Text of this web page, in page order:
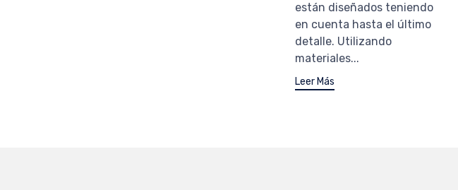
están diseñados teniendo
en cuenta hasta el último
detalle. Utilizando
materiales...
Leer Más